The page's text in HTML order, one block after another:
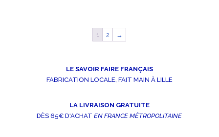
1 2 →
LE SAVOIR FAIRE FRANÇAIS
FABRICATION LOCALE, FAIT MAIN À LILLE
LA LIVRAISON GRATUITE
DÈS 65€ D'ACHATEN FRANCE MÉTROPOLITAINE